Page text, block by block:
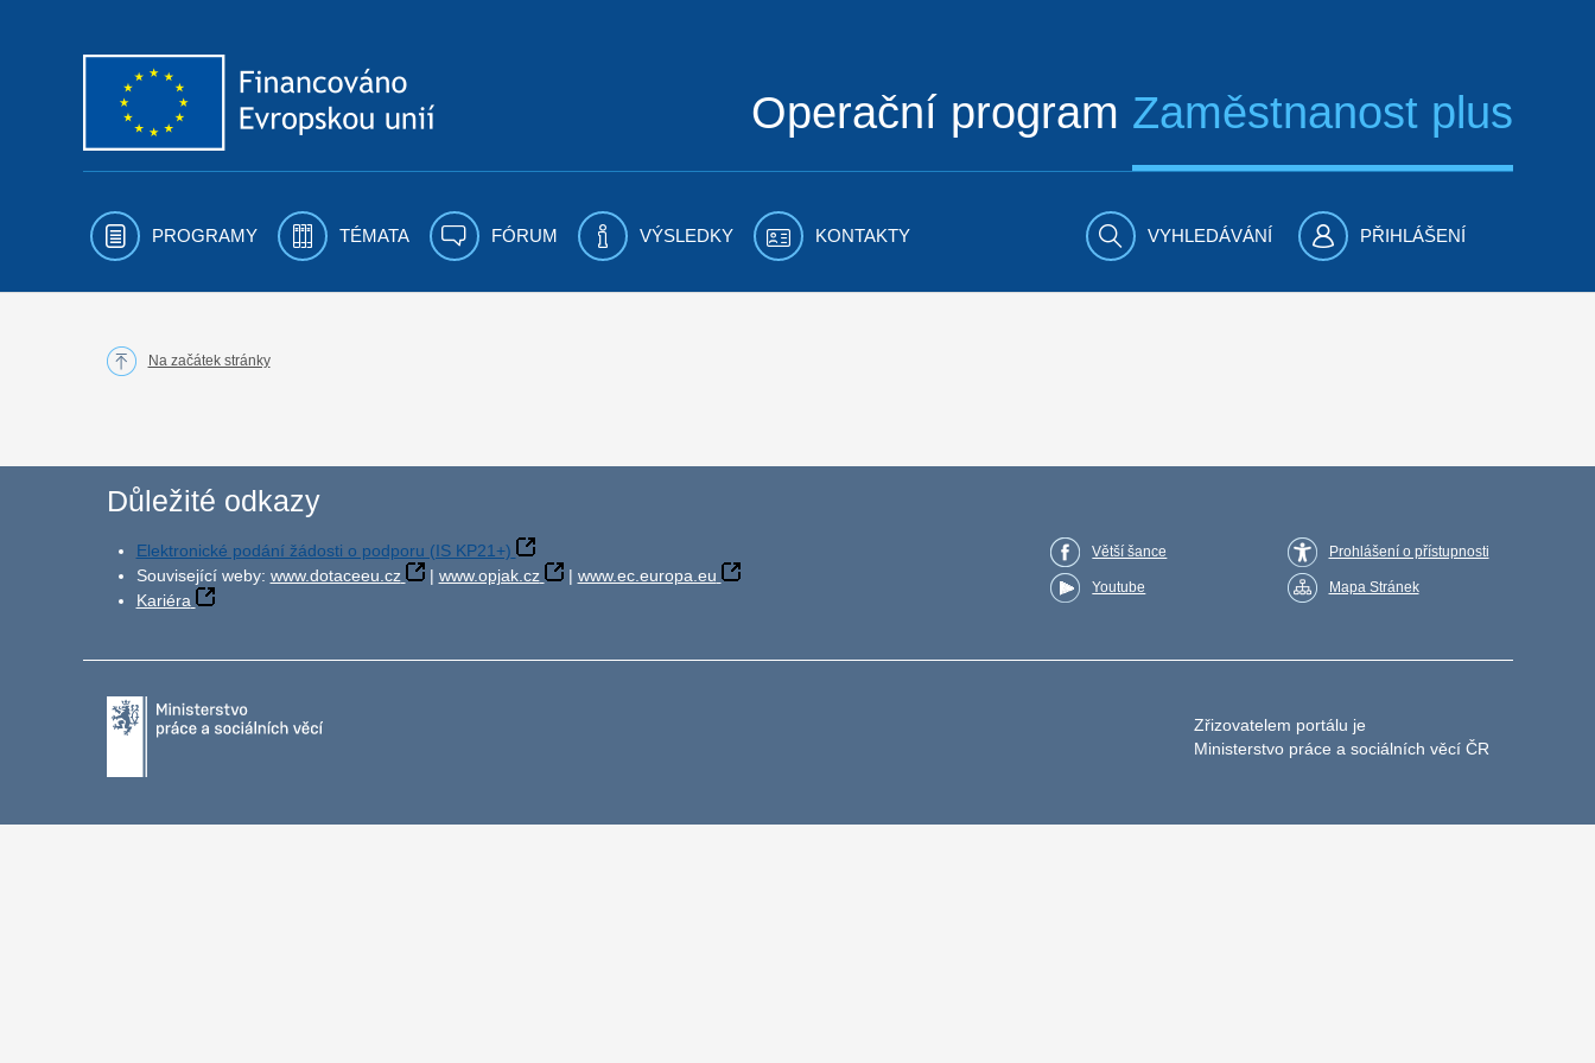
Operační program Zaměstnanost plus
PROGRAMY TÉMATA FÓRUM VÝSLEDKY KONTAKTY VYHLEDÁVÁNÍ PŘIHLÁŠENÍ
Na začátek stránky
Důležité odkazy
Elektronické podání žádosti o podporu (IS KP21+)
Související weby: www.dotaceeu.cz | www.opjak.cz | www.ec.europa.eu
Kariéra
Větší šance
Youtube
Prohlášení o přístupnosti
Mapa Stránek
Zřizovatelem portálu je
Ministerstvo práce a sociálních věcí ČR